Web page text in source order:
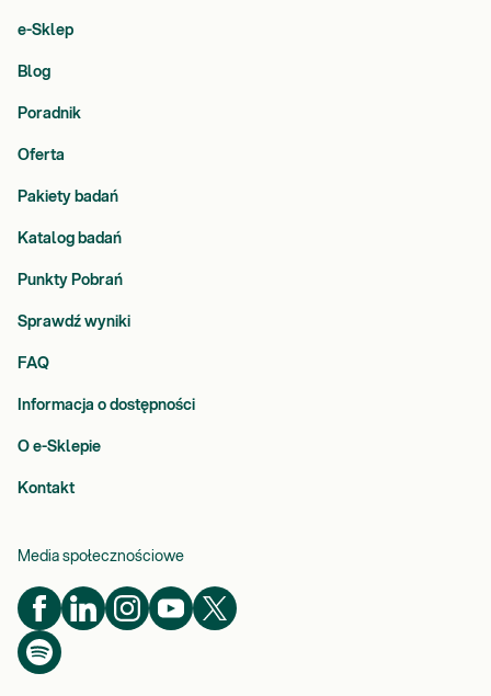
e-Sklep
Blog
Poradnik
Oferta
Pakiety badań
Katalog badań
Punkty Pobrań
Sprawdź wyniki
FAQ
Informacja o dostępności
O e-Sklepie
Kontakt
Media społecznościowe